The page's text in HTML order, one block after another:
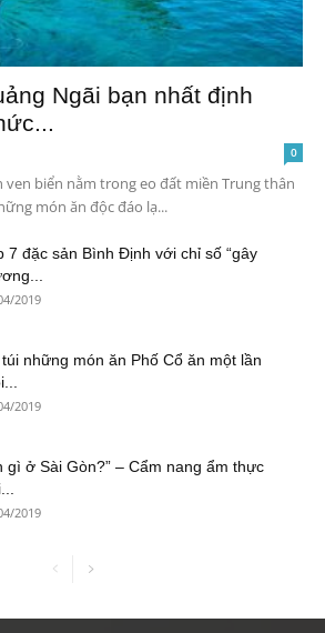
Ngãi bạn nhất định
0
ven biển nằm trong eo đất miền Trung thân
món ăn độc đáo lạ...
7 đặc sản Bình Định với chỉ số “gây
2019
túi những món ăn Phố Cổ ăn một lần
2019
gì ở Sài Gòn?” – Cẩm nang ẩm thực
2019